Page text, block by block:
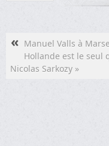
« Manuel Valls à
Hollande est le seul
Nicolas Sarkozy »